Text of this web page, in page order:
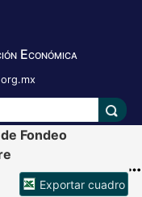
Económica
Fondeo
Exportar cuadro